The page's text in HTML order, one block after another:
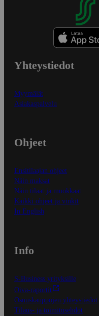
Yhteystiedot
Myymälät
Asiakaspalvelu
Ohjeet
Ensitilaajan ohjeet
Näin maksat
Näin tilaat ja muokkaat
Kaikki ohjeet ja vinkit
In English
Info
S-Business yrityksille
Oiva-raportit
Osuuskauppojen yhteystiedot
Tilaus- ja toimitusehdot